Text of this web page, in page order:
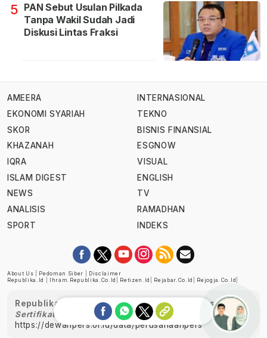
5 PAN Sebut Usulan Pilkada
Tanpa Wakil Sudah Jadi
Diskusi Lintas Fraksi
AMEERA
EKONOMI SYARIAH
SKOR
KHAZANAH
IQRA
ISLAM DIGEST
NEWS
ANALISIS
SPORT
INTERNASIONAL
TEKNO
BISNIS FINANSIAL
ESGNOW
VISUAL
ENGLISH
TV
RAMADHAN
INDEKS
About Us Pedoman Siber
Disclaimer
Republika.id
Ihram.republika.co.id Retizen.id Rejabar.co.id Rejogja.co.id
Republika telah diverifikasi oleh Dewan Pers
Sertifikat Nomor 1058/DP-Verifikasi/K/XII/2022
https://dewanpers.or.id/data/perusahaanpers